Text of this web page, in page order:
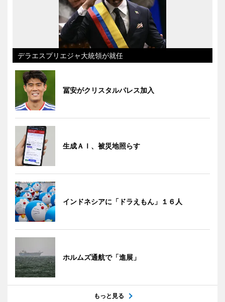
デラエスプリエジャ大統領が就任
冨安がクリスタルパレス加入
生成ＡＩ、被災地照らす
インドネシアに「ドラえもん」１６人
ホルムズ通航で「進展」
もっと見る